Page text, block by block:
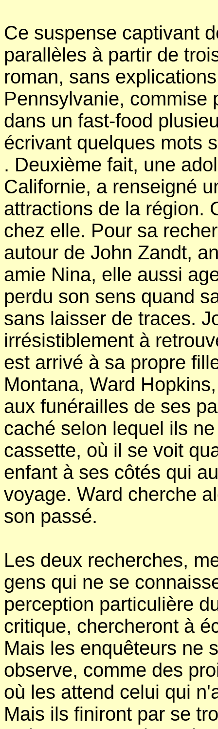
Ce suspense captivant
parallèles à partir de
roman, sans
Pennsylvanie, commise
dans un fast-food
écrivant quelques mots
. Deuxième fait, une
Californie, a renseigné
attractions de la région.
chez elle. Pour sa
autour de John Zandt,
amie Nina, elle aussi
perdu son sens quand
sans laisser de traces.
irrésistiblement à
est arrivé à sa propre
Montana, Ward
aux funérailles de ses
caché selon lequel ils
cassette, où il se voit
enfant à ses côtés qui
voyage. Ward cherche
son passé.
Les deux recherches,
gens qui ne se
perception particulière
critique, chercheront à
Mais les enquêteurs ne
observe, comme des
où les attend celui qui
Mais ils finiront par se